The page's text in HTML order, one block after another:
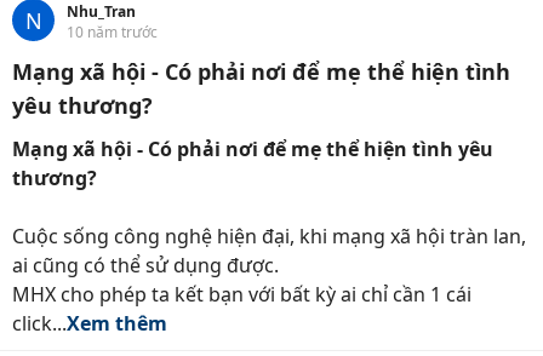
N
Nhu_Tran
10 năm trước
Mạng xã hội - Có phải nơi để mẹ thể hiện tình
yêu thương?
Mạng xã hội - Có phải nơi để mẹ thể hiện tình yêu
thương?
Cuộc sống công nghệ hiện đại, khi mạng xã hội tràn lan,
ai cũng có thể sử dụng được.
MHX cho phép ta kết bạn với bất kỳ ai chỉ cần 1 cái
click...Xem thêm